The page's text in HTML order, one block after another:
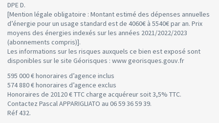
DPE D.
[Mention légale obligatoire : Montant estimé des dépenses annuelles
d’énergie pour un usage standard est de 4060€ à 5540€ par an. Prix
moyens des énergies indexés sur les années 2021/2022/2023
(abonnements compris)].
Les informations sur les risques auxquels ce bien est exposé sont
disponibles sur le site Géorisques : www georisques.gouv.fr
595 000 € honoraires d’agence inclus
574 880 € honoraires d’agence exclus
Honoraires de 20120 € TTC charge acquéreur soit 3,5% TTC.
Contactez Pascal APPARIGLIATO au 06 59 36 59 39.
Réf 432.